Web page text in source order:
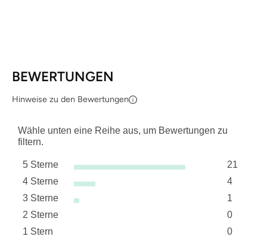
BEWERTUNGEN
Hinweise zu den Bewertungen
Wähle unten eine Reihe aus, um Bewertungen zu
filtern.
5 Sterne Sterne
21
21
4 Sterne Sterne
4
4
3 Sterne Sterne
1
1
2 Sterne
0
0
1 Stern
0